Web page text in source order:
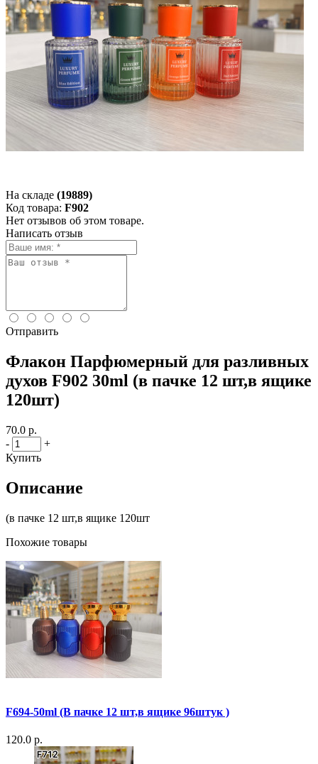
На складе (19889)
Код товара: F902
Нет отзывов об этом товаре.
Написать отзыв
Отправить
Флакон Парфюмерный для разливных
духов F902 30ml (в пачке 12 шт,в ящике
120шт)
70.0 р.
-
+
Купить
Описание
(в пачке 12 шт,в ящике 120шт
Похожие товары
F694-50ml (В пачке 12 шт,в ящике 96штук )
120.0 р.